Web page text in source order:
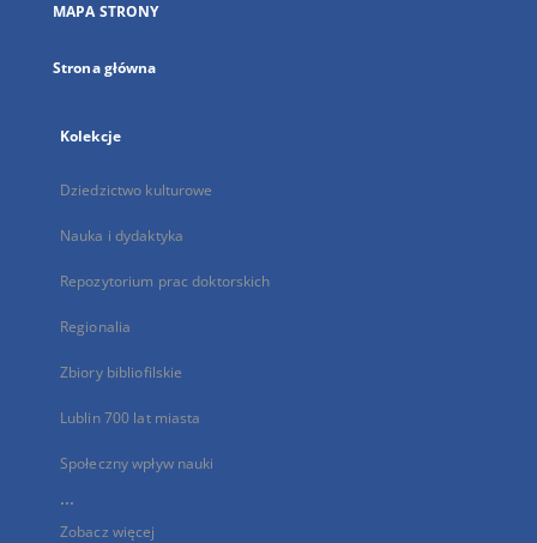
karcie
MAPA STRONY
Strona główna
Kolekcje
Dziedzictwo kulturowe
Nauka i dydaktyka
Repozytorium prac doktorskich
Regionalia
Zbiory bibliofilskie
Lublin 700 lat miasta
Społeczny wpływ nauki
...
Zobacz więcej